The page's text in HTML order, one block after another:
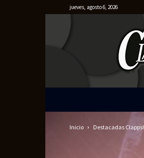
jueves, agosto 6, 2026
Inicio Destacadas Clapps!